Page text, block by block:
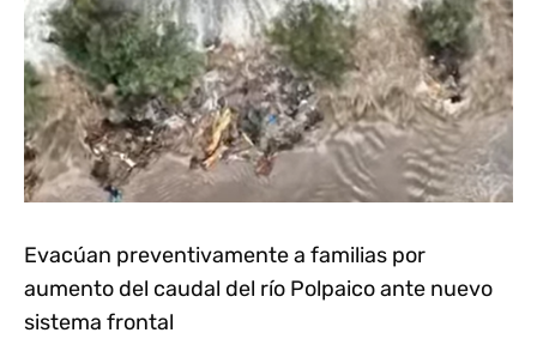
Evacúan preventivamente a familias por
aumento del caudal del río Polpaico ante nuevo
sistema frontal